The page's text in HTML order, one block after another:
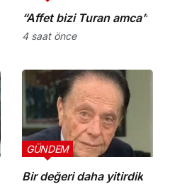
“Affet bizi Turan amca”
4 saat önce
Bir değeri daha yitirdik
GÜNDEM